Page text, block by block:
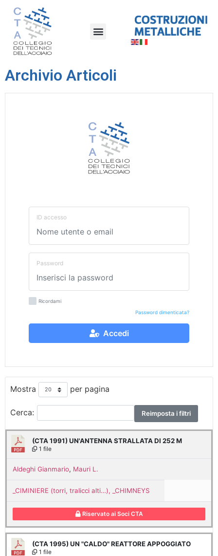
Archivio Articoli
ID accesso
Password
Ricordami
Password dimenticata?
Accedi
Mostra per pagina
Cerca: Reimposta i filtri
(CTA 1991) UN'ANTENNA STRALLATA DI 252 M
1 file
Aldeghi Gianmario, Mauri L.
_CIMINIERE (torri, tralicci alti…), _CHIMNEYS
Riservato ai Soci CTA
(CTA 1995) UN "CALDO" REATTORE APPOGGIATO
1 file